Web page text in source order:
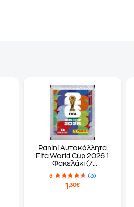
Panini Αυτοκόλλητα
Fifa World Cup 2026 1
Φακελάκι (7
Αυτοκόλλητα)
5 (3)
1,30€